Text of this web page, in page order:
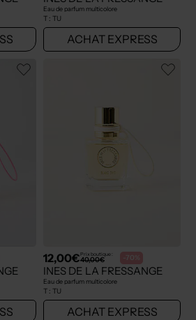
Eau de parfum multicolore
T : TU
ACHAT EXPRESS
12,00€Prix boutique :
40,00€ -70%
INES DE LA FRESSANGE
Eau de parfum multicolore
T : TU
ACHAT EXPRESS